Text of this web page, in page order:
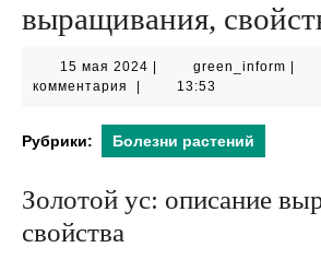
выращивания,
15 мая 2024 15
green_inform
комментария
13:53
Рубрики: Болезни растений
Золотой ус: описание
свойства